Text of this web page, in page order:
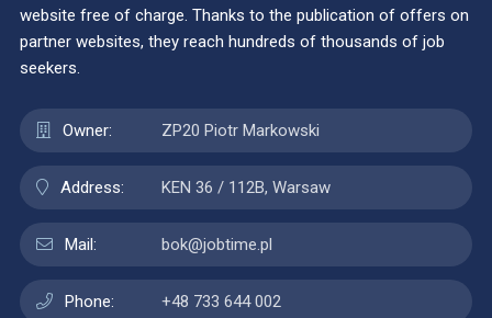
website free of charge. Thanks to the publication of offers on
partner websites, they reach hundreds of thousands of job
seekers.
Owner: ZP20 Piotr Markowski
Address: KEN 36 / 112B, Warsaw
Mail: bok@jobtime.pl
Phone: +48 733 644 002